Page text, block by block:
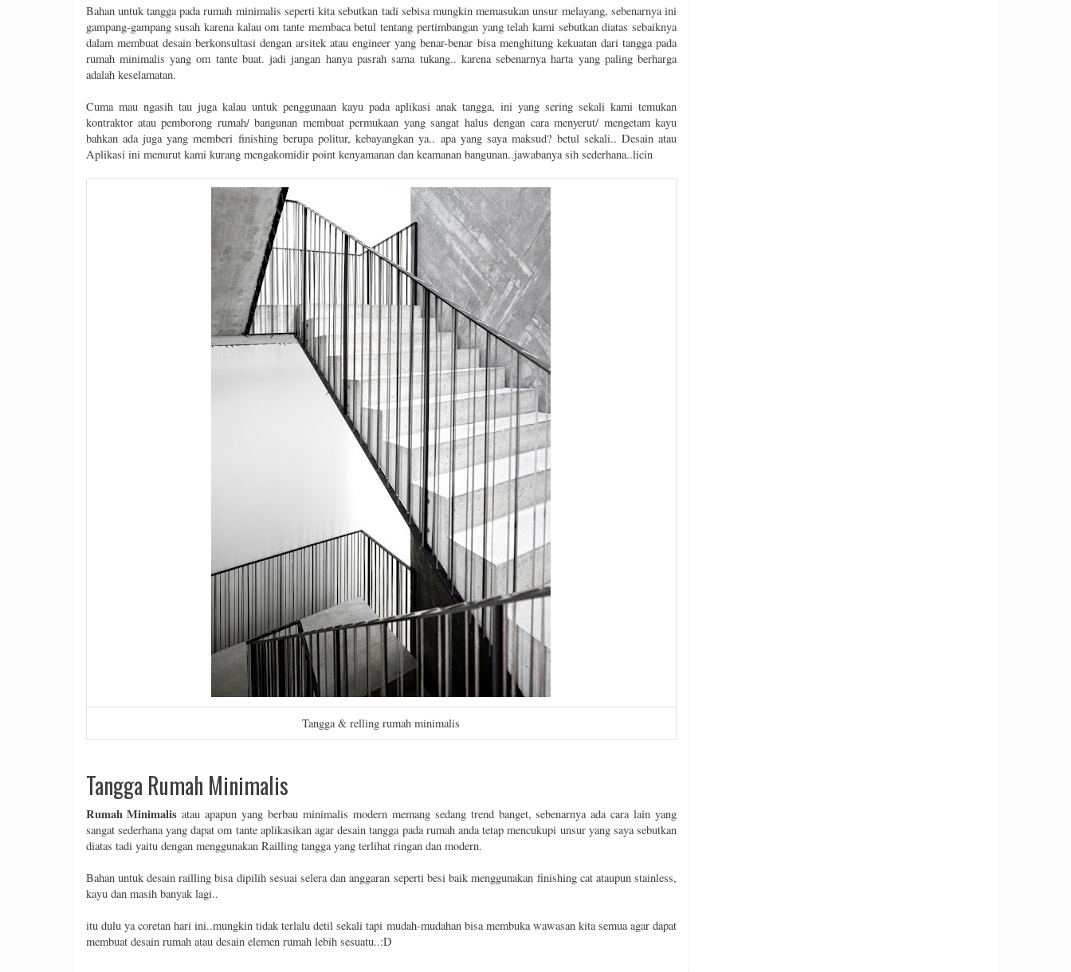
Bahan untuk tangga pada rumah minimalis seperti kita sebutkan tadi sebisa mungkin memasukan unsur melayang, sebenarnya ini
gampang-gampang susah karena kalau om tante membaca betul tentang pertimbangan yang telah kami sebutkan diatas sebaiknya
dalam membuat desain berkonsultasi dengan arsitek atau engineer yang benar-benar bisa menghitung kekuatan dari tangga pada
rumah minimalis yang om tante buat. jadi jangan hanya pasrah sama tukang.. karena sebenarnya harta yang paling berharga
adalah keselamatan.
Cuma mau ngasih tau juga kalau untuk penggunaan kayu pada aplikasi anak tangga, ini yang sering sekali kami temukan
kontraktor atau pemborong rumah/ bangunan membuat permukaan yang sangat halus dengan cara menyerut/ mengetam kayu
bahkan ada juga yang memberi finishing berupa politur, kebayangkan ya.. apa yang saya maksud? betul sekali.. Desain atau
Aplikasi ini menurut kami kurang mengakomidir point kenyamanan dan keamanan bangunan..jawabanya sih sederhana..licin
Tangga & relling rumah minimalis
Tangga Rumah Minimalis
Rumah Minimalis atau apapun yang berbau minimalis modern memang sedang trend banget, sebenarnya ada cara lain yang
sangat sederhana yang dapat om tante aplikasikan agar desain tangga pada rumah anda tetap mencukupi unsur yang saya sebutkan
diatas tadi yaitu dengan menggunakan Railling tangga yang terlihat ringan dan modern.
Bahan untuk desain railling bisa dipilih sesuai selera dan anggaran seperti besi baik menggunakan finishing cat ataupun stainless,
kayu dan masih banyak lagi..
itu dulu ya coretan hari ini..mungkin tidak terlalu detil sekali tapi mudah-mudahan bisa membuka wawasan kita semua agar dapat
membuat desain rumah atau desain elemen rumah lebih sesuatu..:D